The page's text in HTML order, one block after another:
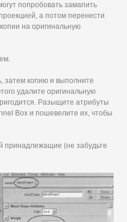
попробовать замапить
а потом перенести
на оригинальную
затем копию и выполните
удалите оригинальную
Разыщите атрибуты
Box и пошевелите их, чтобы
принадлежащие (не забудьте